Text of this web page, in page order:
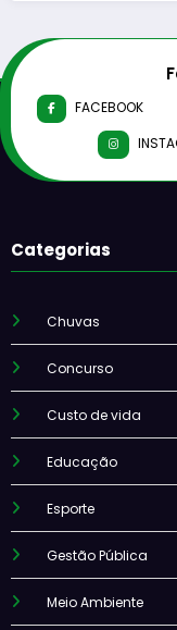
FACEBOOK
Categorias
Chuvas
Concurso
Custo de vida
Educação
Esporte
Gestão Pública
Meio Ambiente